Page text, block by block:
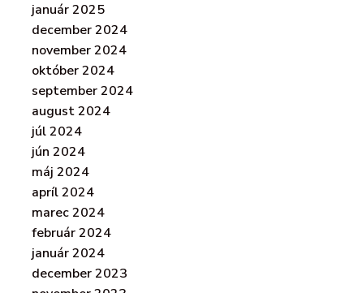
január 2025
december 2024
november 2024
október 2024
september 2024
august 2024
júl 2024
jún 2024
máj 2024
apríl 2024
marec 2024
február 2024
január 2024
december 2023